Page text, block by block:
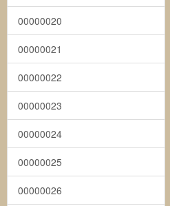
00000020
00000021
00000022
00000023
00000024
00000025
00000026